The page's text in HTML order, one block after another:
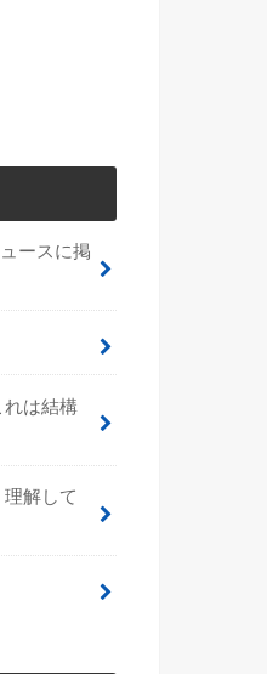
ースに掲
れは結構
解して